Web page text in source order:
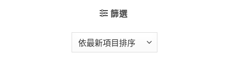
篩選